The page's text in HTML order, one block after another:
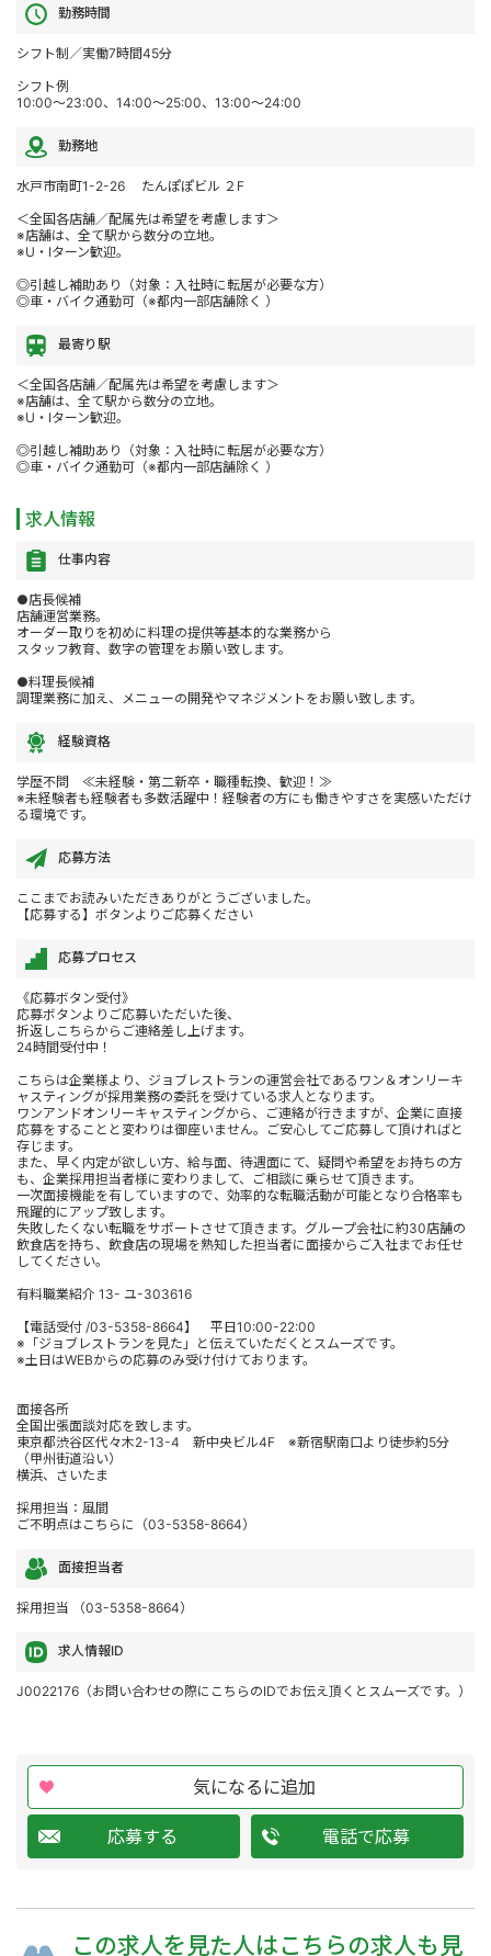
勤務時間
シフト制／実働7時間45分
シフト例
10:00～23:00、14:00～25:00、13:00～24:00
勤務地
水戸市南町1-2-26 たんぽぽビル ２F
＜全国各店舗／配属先は希望を考慮します＞
※店舗は、全て駅から数分の立地。
※U・Iターン歓迎。
◎引越し補助あり（対象：入社時に転居が必要な方）
◎車・バイク通勤可（※都内一部店舗除く ）
最寄り駅
＜全国各店舗／配属先は希望を考慮します＞
※店舗は、全て駅から数分の立地。
※U・Iターン歓迎。
◎引越し補助あり（対象：入社時に転居が必要な方）
◎車・バイク通勤可（※都内一部店舗除く ）
求人情報
仕事内容
●店長候補
店舗運営業務。
オーダー取りを初めに料理の提供等基本的な業務から
スタッフ教育、数字の管理をお願い致します。
●料理長候補
調理業務に加え、メニューの開発やマネジメントをお願い致します。
経験資格
学歴不問 ≪未経験・第二新卒・職種転換、歓迎！≫
※未経験者も経験者も多数活躍中！経験者の方にも働きやすさを実感いただけ
る環境です。
応募方法
ここまでお読みいただきありがとうございました。
【応募する】ボタンよりご応募ください
応募プロセス
《応募ボタン受付》
応募ボタンよりご応募いただいた後、
折返しこちらからご連絡差し上げます。
24時間受付中！
こちらは企業様より、ジョブレストランの運営会社であるワン＆オンリーキ
ャスティングが採用業務の委託を受けている求人となります。
ワンアンドオンリーキャスティングから、ご連絡が行きますが、企業に直接
応募をすることと変わりは御座いません。ご安心してご応募して頂ければと
存じます。
また、早く内定が欲しい方、給与面、待遇面にて、疑問や希望をお持ちの方
も、企業採用担当者様に変わりまして、ご相談に乗らせて頂きます。
一次面接機能を有していますので、効率的な転職活動が可能となり合格率も
飛躍的にアップ致します。
失敗したくない転職をサポートさせて頂きます。グループ会社に約30店舗の
飲食店を持ち、飲食店の現場を熟知した担当者に面接からご入社までお任せ
してください。
有料職業紹介 13- ユ-303616
【電話受付 /03-5358-8664】 平日10:00-22:00
※「ジョブレストランを見た」と伝えていただくとスムーズです。
※土日はWEBからの応募のみ受け付けております。
面接各所
全国出張面談対応を致します。
東京都渋谷区代々木2-13-4 新中央ビル4F ※新宿駅南口より徒歩約5分
（甲州街道沿い）
横浜、さいたま
採用担当：風間
ご不明点はこちらに（03-5358-8664）
面接担当者
採用担当 （03-5358-8664）
求人情報ID
J0022176（お問い合わせの際にこちらのIDでお伝え頂くとスムーズです。）
気になるに追加
応募する 電話で応募
この求人を 見た人はこちらの求人も 見